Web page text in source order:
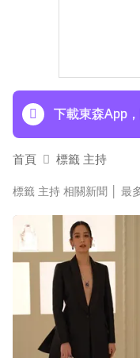
下載東森App
首頁 標籤 主持
標籤 主持 相關新聞 │ 最